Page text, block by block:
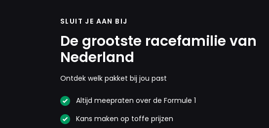
SLUIT JE AAN BIJ
De grootste racefamilie van
Nederland
Ontdek welk pakket bij jou past
Altijd meepraten over de Formule 1
Kans maken op toffe prijzen